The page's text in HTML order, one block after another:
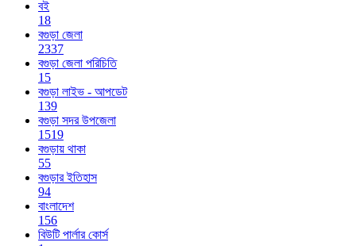
বই
18
বগুড়া জেলা
2337
বগুড়া জেলা পরিচিতি
15
বগুড়া লাইভ - আপডেট
139
বগুড়া সদর উপজেলা
1519
বগুড়ায় থাকা
55
বগুড়ার ইতিহাস
94
বাংলাদেশ
156
বিউটি পার্লার কোর্স